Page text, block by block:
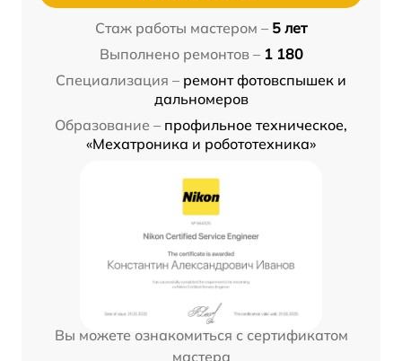
Стаж работы мастером – 5 лет
Выполнено ремонтов – 1 180
Специализация – ремонт фотовспышек и
дальномеров
Образование – профильное техническое,
«Мехатроника и робототехника»
Вы можете ознакомиться с сертификатом
мастера